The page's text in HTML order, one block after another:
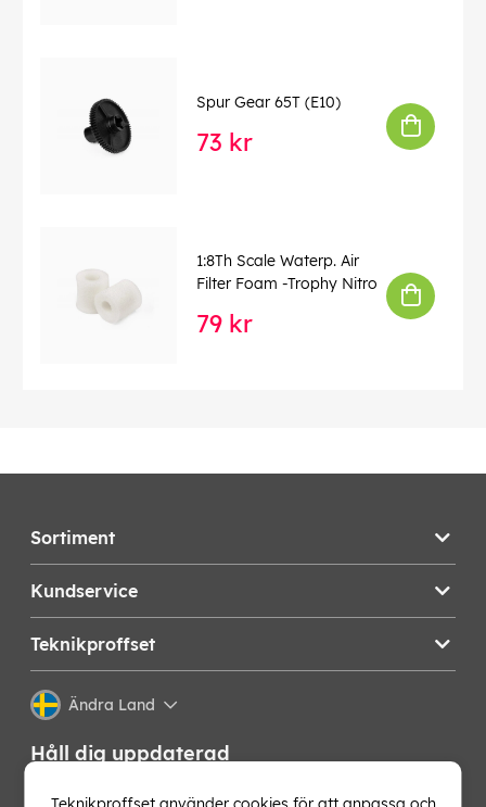
Spur Gear 65T (E10)
73 kr
1:8Th Scale Waterp. Air
Filter Foam -Trophy Nitro
79 kr
Sortiment
Kundservice
Teknikproffset
Ändra Land
Håll dig uppdaterad
Få de senaste nyheterna, hetaste erbjudandena och